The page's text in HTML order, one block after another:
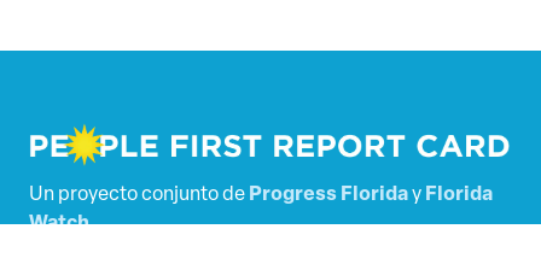
Un proyecto conjunto de Progress Floriday Florida
Watch.